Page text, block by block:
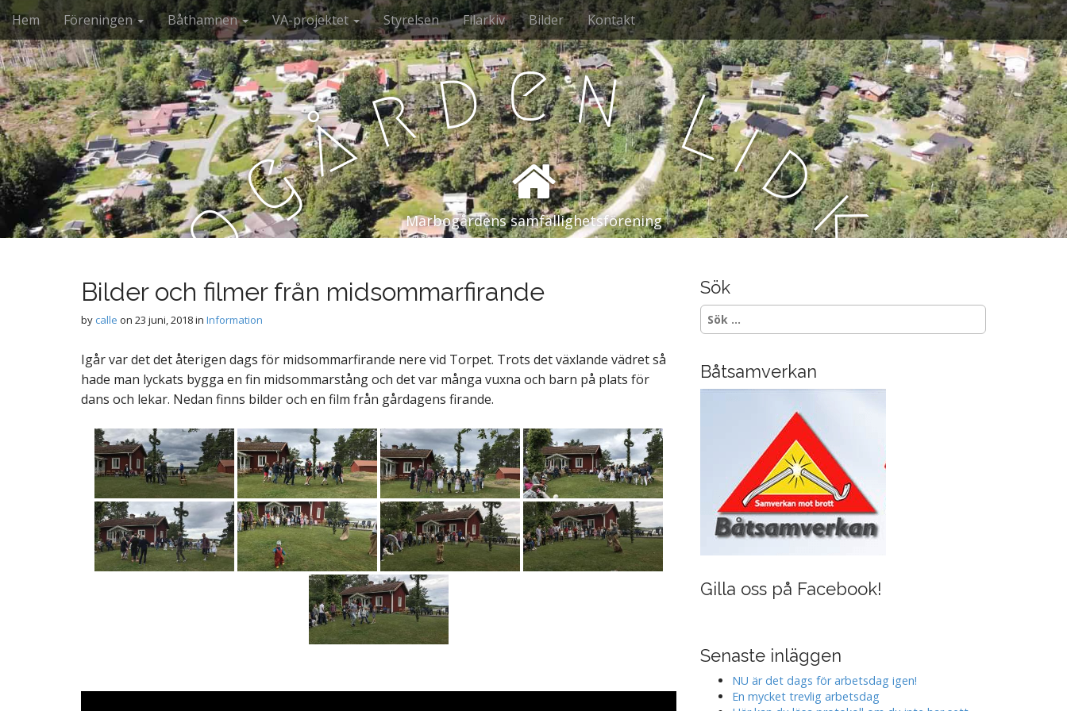
M
a
i
n
m
e
n
u
S
k
i
p
t
o
c
o
n
t
e
n
Hem Föreningen Båthamnen VA-projektet Styrelsen Filarkiv Bilder Kontakt
M
a
r
b
ogård e n Li
dk
p
Marbogårdens samfällighetsförening
Bilder och filmer från midsommarfirande
by calle on 23 juni, 2018in Information
Igår var det det återigen dags för midsommarfirande nere vid Torpet. Trots det växlande vädret så
hade man lyckats bygga en fin midsommarstång och det var många vuxna och barn på plats för
dans och lekar. Nedan finns bilder och en film från gårdagens firande.
Sök
Sök
efter:
Båtsamverkan
Gilla oss på Facebook!
Senaste inläggen
NU är det dags för arbetsdag igen!
En mycket trevlig arbetsdag